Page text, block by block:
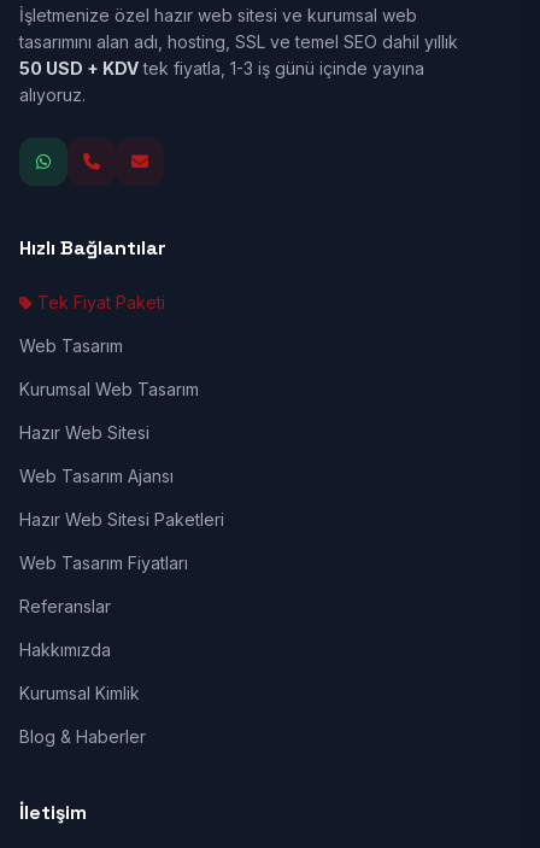
İşletmenize özel hazır web sitesi ve kurumsal web
tasarımını alan adı, hosting, SSL ve temel SEO dahil yıllık
50 USD + KDVtek fiyatla, 1-3 iş günü içinde yayına
alıyoruz.
Hızlı Bağlantılar
Tek Fiyat Paketi
Web Tasarım
Kurumsal Web Tasarım
Hazır Web Sitesi
Web Tasarım Ajansı
Hazır Web Sitesi Paketleri
Web Tasarım Fiyatları
Referanslar
Hakkımızda
Kurumsal Kimlik
Blog & Haberler
İletişim